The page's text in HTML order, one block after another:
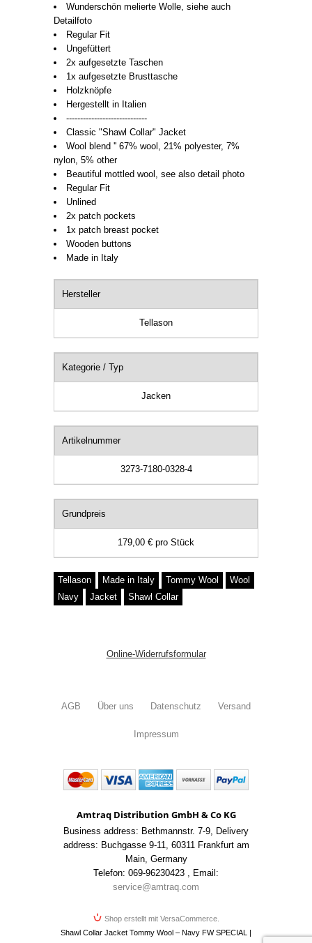
Wunderschön melierte Wolle, siehe auch
Detailfoto
Regular Fit
Ungefüttert
2x aufgesetzte Taschen
1x aufgesetzte Brusttasche
Holzknöpfe
Hergestellt in Italien
-----------------------------
Classic "Shawl Collar" Jacket
Wool blend '' 67% wool, 21% polyester, 7%
nylon, 5% other
Beautiful mottled wool, see also detail photo
Regular Fit
Unlined
2x patch pockets
1x patch breast pocket
Wooden buttons
Made in Italy
Hersteller
Tellason
Kategorie / Typ
Jacken
Artikelnummer
3273-7180-0328-4
Grundpreis
179,00 € pro Stück
Tellason Made in Italy Tommy Wool
Wool
Navy
Jacket Shawl Collar
Online-Widerrufsformular
AGB Über uns Datenschutz Versand
Impressum
Amtraq Distribution GmbH & Co KG
Business address: Bethmannstr. 7-9 Delivery
address: Buchgasse 9-11
60311 Frankfurt am
Main, Germany
Telefon: 069-96230423
Email:
service@amtraq.com
Shop erstellt mit VersaCommerce.
Shawl Collar Jacket Tommy Wool – Navy FW SPECIAL |